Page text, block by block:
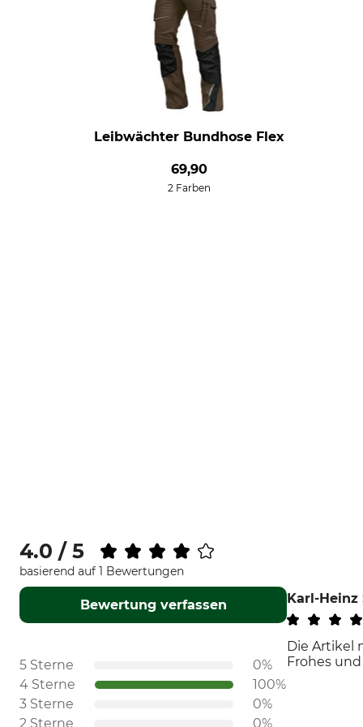
Leibwächter Bundhose Flex
69,90
2 Farben
4.0 / 5
basierend auf 1 Bewertungen
Bewertung verfassen
5 Sterne
0%
4 Sterne
100%
3 Sterne
0%
2 Sterne
0%
Karl-Heinz
Die Artikel
Frohes